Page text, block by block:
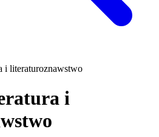
i literaturoznawstwo
i